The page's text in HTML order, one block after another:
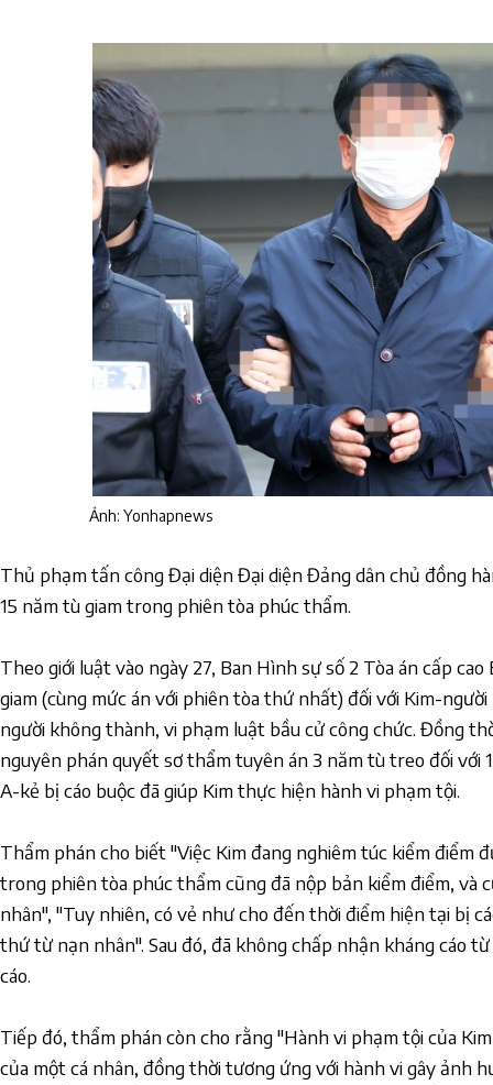
Ảnh: Yonhapnews
Thủ phạm tấn công Đại diện Đại diện Đảng dân chủ đồng
15 năm tù giam trong phiên tòa phúc thẩm.
Theo giới luật vào ngày 27, Ban Hình sự số 2 Tòa án cấp
giam (cùng mức án với phiên tòa thứ nhất) đối với Kim-
người không thành, vi phạm luật bầu cử công chức. Đồng
nguyên phán quyết sơ thẩm tuyên án 3 năm tù treo đối với
A-kẻ bị cáo buộc đã giúp Kim thực hiện hành vi phạm tội.
Thẩm phán cho biết "Việc Kim đang nghiêm túc kiểm điểm
trong phiên tòa phúc thẩm cũng đã nộp bản kiểm điểm, và
nhân", "Tuy nhiên, có vẻ như cho đến thời điểm hiện tại bị
thứ từ nạn nhân". Sau đó, đã không chấp nhận kháng cáo
cáo.
Tiếp đó, thẩm phán còn cho rằng "Hành vi phạm tội của
của một cá nhân, đồng thời tương ứng với hành vi gây ảnh